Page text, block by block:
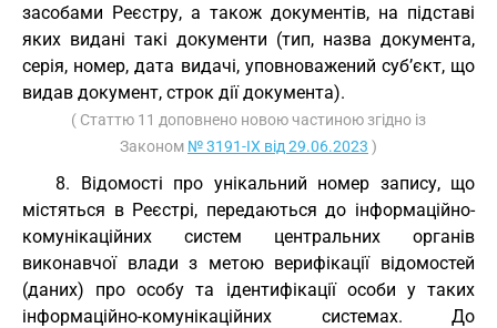
засобами Реєстру, а також документів, на підставі
яких видані такі документи (тип, назва документа,
серія, номер, дата видачі, уповноважений суб’єкт, що
видав документ, строк дії документа).
( Статтю 11 доповнено новою частиною згідно із
Законом № 3191-IX від 29.06.2023 )
8. Відомості про унікальний номер запису, що
містяться в Реєстрі, передаються до інформаційно-
комунікаційних систем центральних органів
виконавчої влади з метою верифікації відомостей
(даних) про особу та ідентифікації особи у таких
інформаційно-комунікаційних системах. До